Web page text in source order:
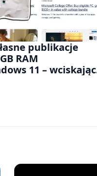
publikacje
RAM
11 – wciskając
z 8 GB RAM po